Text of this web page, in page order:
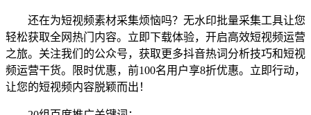
还在为短视频素材采集烦恼吗？无水印批量采集工具让您
轻松获取全网热门内容。立即下载体验，开启高效短视频运营
之旅。关注我们的公众号，获取更多抖音热词分析技巧和短视
频运营干货。限时优惠，前100名用户享8折优惠。立即行动，
让您的短视频内容脱颖而出！